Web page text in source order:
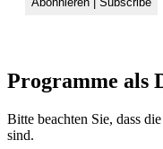
Programme als
Bitte beachten Sie, dass
sind.